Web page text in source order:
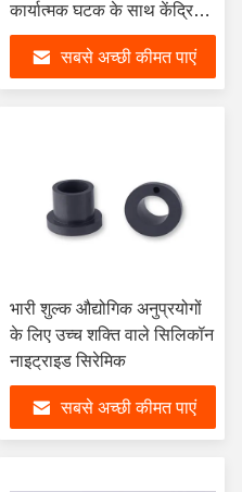
कार्यात्मक घटक के साथ केंद्रित
बनावट
सबसे अच्छी कीमत पाएं
भारी शुल्क औद्योगिक अनुप्रयोगों
के लिए उच्च शक्ति वाले सिलिकॉन
नाइट्राइड सिरेमिक
सबसे अच्छी कीमत पाएं